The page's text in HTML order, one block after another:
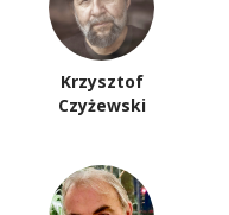
Krzysztof
Czyżewski